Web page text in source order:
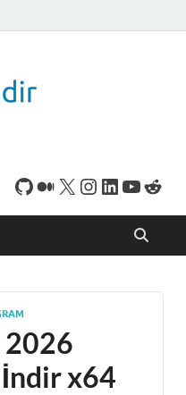
indirebileceğiniz sade
bir indirme sitesidir.
2026
x64